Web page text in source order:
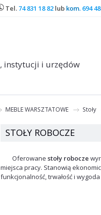
Tel. 74 831 18 82 lub kom. 694
, instytucji i urzędów
MEBLE WARSZTATOWE Stoły
STOŁY ROBOCZE
Oferowane stoły robocze
miejsca pracy. Stanowią
funkcjonalność, trwałość i